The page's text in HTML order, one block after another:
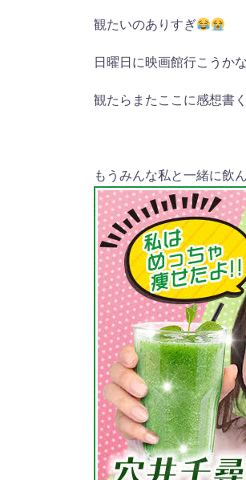
観たいのありすぎ
日曜日に映画館行こうかな
観たらまたここに感想書
もうみんな私と一緒に飲